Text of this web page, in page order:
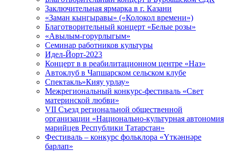
Заключительная ярмарка в г. Казани
«Заман кыңгыравы» («Колокол времени»)
Благотворительный концерт «Белые розы»
«Авылым-горурлыгым»
Семинар работников культуры
Идел-Йорт-2023
Концерт в в реабилитационном центре «Наз»
Автоклуб в Чапшарском сельском клубе
Спектакль»Кияу урлау»
Межрегиональный конкурс-фестиваль «Свет
материнской любви»
VII Съезд региональной общественной
организации «Национально-культурная автономия
марийцев Республики Татарстан»
Фестиваль – конкурс фольклора «Үткәннәре
барлап»